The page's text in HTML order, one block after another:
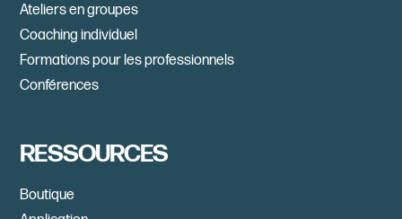
Ateliers en groupes
Coaching individuel
Formations pour les professionnels
Conférences
RESSOURCES
Boutique